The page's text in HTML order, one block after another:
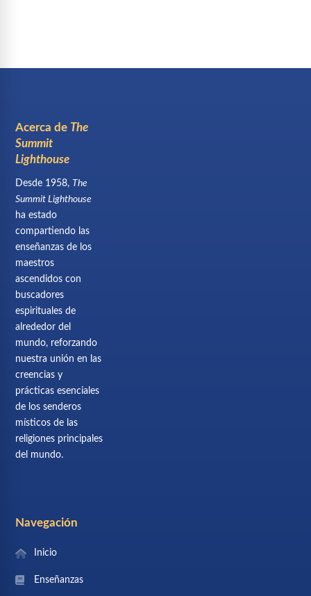
Acerca de The
Summit
Lighthouse
Desde 1958, The
Summit Lighthouse
ha estado
compartiendo las
enseñanzas de los
maestros
ascendidos con
buscadores
espirituales de
alrededor del
mundo, reforzando
nuestra unión en las
creencias y
prácticas esenciales
de los senderos
místicos de las
religiones principales
del mundo.
Navegación
Inicio
Enseñanzas